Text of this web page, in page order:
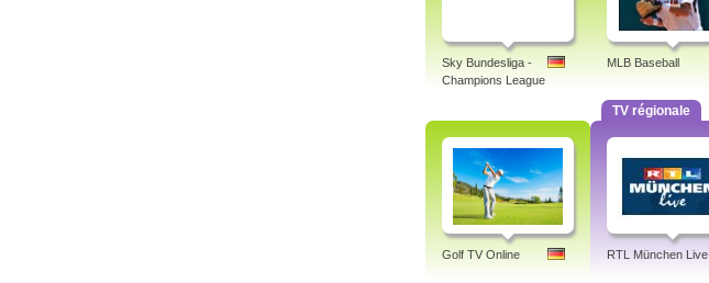
Sky Bundesliga -
Champions League
MLB Baseball
Golf TV Online
TV régionale
RTL München Live